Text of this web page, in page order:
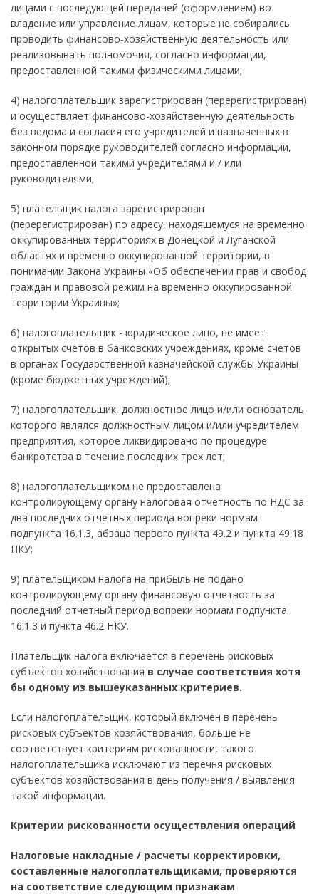
лицами с последующей передачей (оформлением) во
владение или управление лицам, которые не собирались
проводить финансово-хозяйственную деятельность или
реализовывать полномочия, согласно информации,
предоставленной такими физическими лицами;
4) налогоплательщик зарегистрирован (перерегистрирован)
и осуществляет финансово-хозяйственную деятельность
без ведома и согласия его учредителей и назначенных в
законном порядке руководителей согласно информации,
предоставленной такими учредителями и / или
руководителями;
5) плательщик налога зарегистрирован
(перерегистрирован) по адресу, находящемуся на временно
оккупированных территориях в Донецкой и Луганской
областях и временно оккупированной территории, в
понимании Закона Украины «Об обеспечении прав и свобод
граждан и правовой режим на временно оккупированной
территории Украины»;
6) налогоплательщик - юридическое лицо, не имеет
открытых счетов в банковских учреждениях, кроме счетов
в органах Государственной казначейской службы Украины
(кроме бюджетных учреждений);
7) налогоплательщик, должностное лицо и/или основатель
которого являлся должностным лицом и/или учредителем
предприятия, которое ликвидировано по процедуре
банкротства в течение последних трех лет;
8) налогоплательщиком не предоставлена
контролирующему органу налоговая отчетность по НДС за
два последних отчетных периода вопреки нормам
подпункта 16.1.3, абзаца первого пункта 49.2 и пункта 49.18
НКУ;
9) плательщиком налога на прибыль не подано
контролирующему органу финансовую отчетность за
последний отчетный период вопреки нормам подпункта
16.1.3 и пункта 46.2 НКУ.
Плательщик налога включается в перечень рисковых
субъектов хозяйствования в случае соответствия хотя
бы одному из вышеуказанных критериев.
Если налогоплательщик, который включен в перечень
рисковых субъектов хозяйствования, больше не
соответствует критериям рискованности, такого
налогоплательщика исключают из перечня рисковых
субъектов хозяйствования в день получения / выявления
такой информации.
Критерии рискованности осуществления операций
Налоговые накладные / расчеты корректировки,
составленные налогоплательщиками, проверяются
на соответствие следующим признакам